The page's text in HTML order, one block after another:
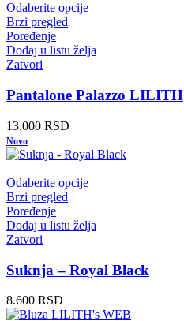
Odaberite opcije
Brzi pregled
Poređenje
Dodaj u listu želja
Zatvori
Pantalone Palazzo LILITH
13.000 RSD
Novo
Odaberite opcije
Brzi pregled
Poređenje
Dodaj u listu želja
Zatvori
Suknja – Royal Black
8.600 RSD